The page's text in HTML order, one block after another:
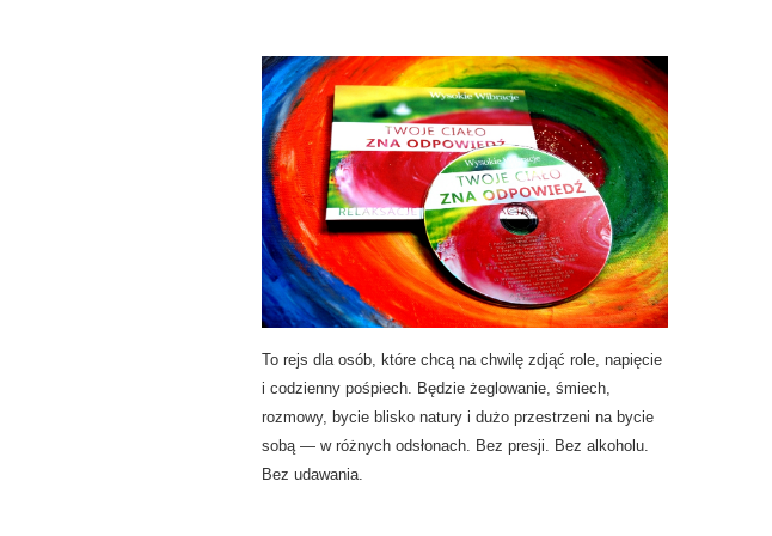
To rejs dla osób, które chcą na chwilę zdjąć role, napięcie
i codzienny pośpiech. Będzie żeglowanie, śmiech,
rozmowy, bycie blisko natury i dużo przestrzeni na bycie
sobą — w różnych odsłonach. Bez presji. Bez alkoholu.
Bez udawania.